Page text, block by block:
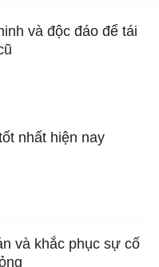
và độc đáo để tái
nhất hiện nay
và khắc phục sự cố